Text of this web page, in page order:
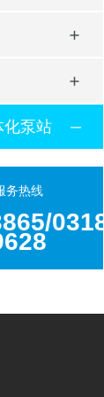
化泵站
务热线
0318-